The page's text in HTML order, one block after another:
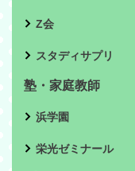
Z会
スタディサプリ
塾・家庭教師
浜学園
栄光ゼミナール